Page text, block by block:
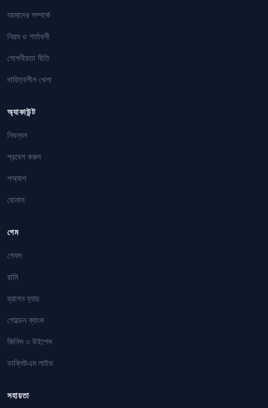
আমাদের সম্পর্কে
নিয়ম ও শর্তাবলী
গোপনীয়তা নীতি
দায়িত্বশীল খেলা
অ্যাকাউন্ট
নিবন্ধন
প্রবেশ করুন
পঅ্যাপ
বোনাস
গেম
গেমস
রামি
ড্রাগন হ্যাচ
গোল্ডেন ব্যাংক
জিনিস ৩ উইশেস
ডাব্লিউএম লাইভ
সহায়তা